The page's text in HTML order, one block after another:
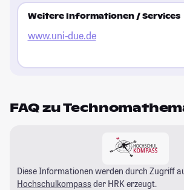
Weitere Informationen / Services
www.uni-due.de
FAQ zu
Diese Informationen werden durch Zugriff
Hochschulkompass der HRK erzeugt.